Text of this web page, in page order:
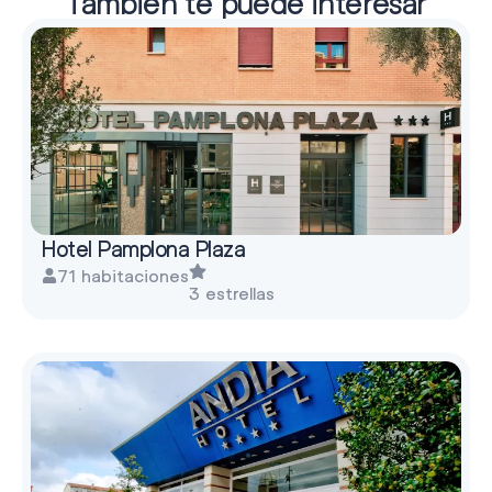
Hotel Pamplona Plaza
71 habitaciones
3 estrellas